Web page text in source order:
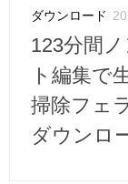
ダウンロード
123分間
ト編集で
掃除フェ
ダウンロ